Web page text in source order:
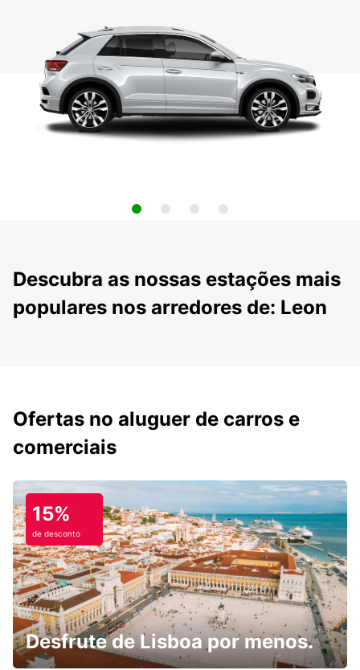
Descubra as nossas estações mais
populares nos arredores de: Leon
Ofertas no aluguer de carros e
comerciais
15%
de desconto
Desfrute de Lisboa por menos.